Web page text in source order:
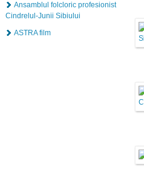
Ansamblul folcloric profesionist
Cindrelul-Junii Sibiului
ASTRA film